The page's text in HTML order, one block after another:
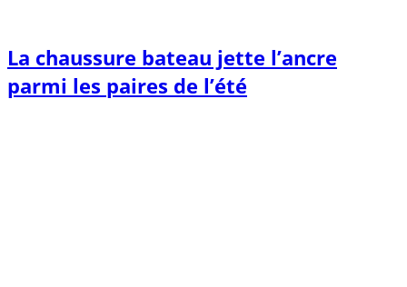
La chaussure bateau jette l’ancre
parmi les paires de l’été